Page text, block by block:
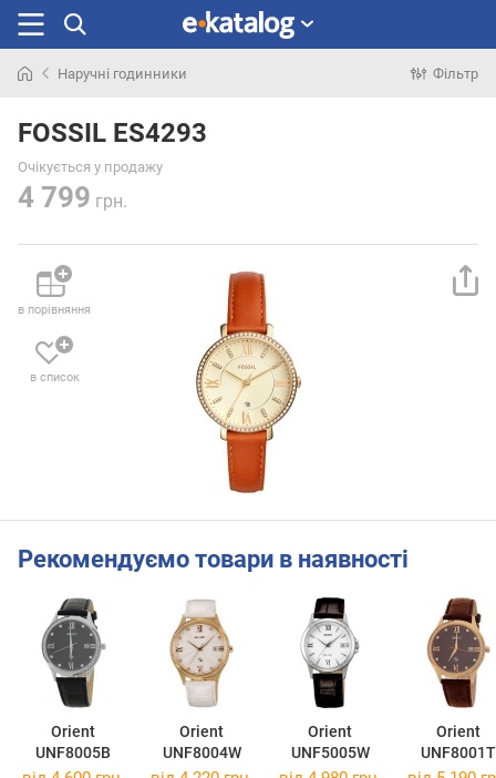
раніше
Наручні годинники Фільтр
FOSSIL ES4293
Очікується у продажу
4 799 грн.
в порівняння
в список
Рекомендуємо товари в наявності
Orient
UNF8005B
Orient
UNF8004W
Orient
UNF5005W
Orient
UNF8001T